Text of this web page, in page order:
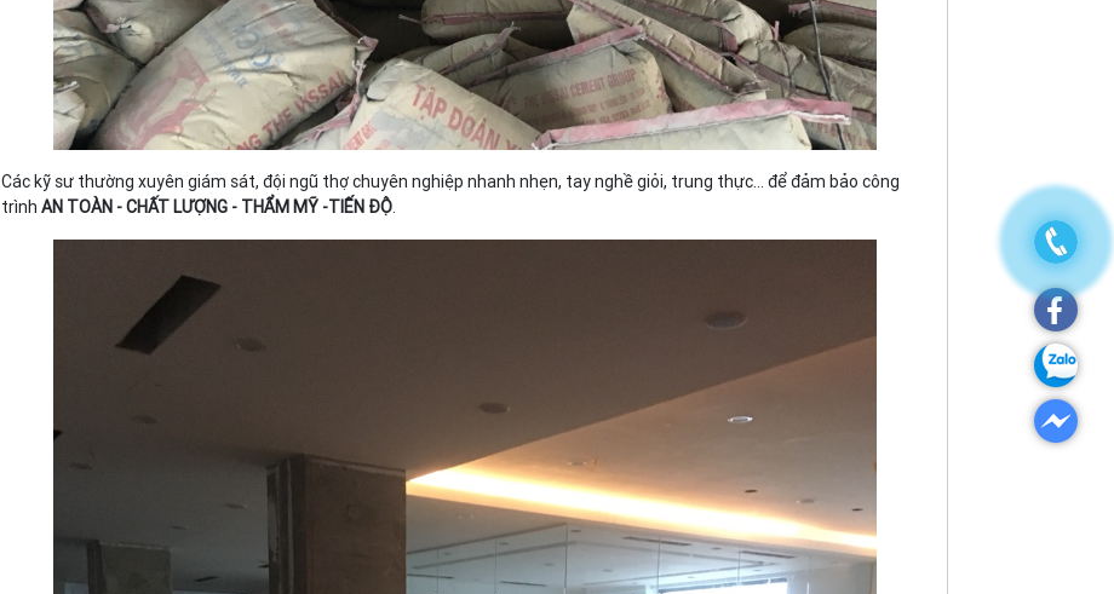
Các kỹ sư thường xuyên giám sát, đội ngũ thợ chuyên nghiệp nhanh nhẹn, tay nghề giỏi, trung thực... để đảm bảo công
trình AN TOÀN - CHẤT LƯỢNG - THẨM MỸ -TIẾN ĐỘ.